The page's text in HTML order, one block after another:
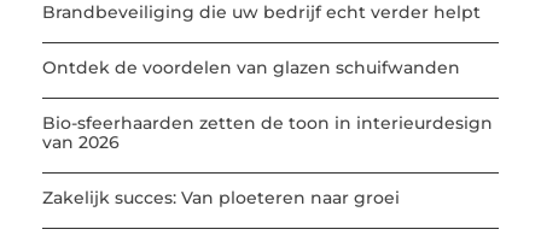
Brandbeveiliging die uw bedrijf echt verder helpt
Ontdek de voordelen van glazen schuifwanden
Bio-sfeerhaarden zetten de toon in interieurdesign
van 2026
Zakelijk succes: Van ploeteren naar groei